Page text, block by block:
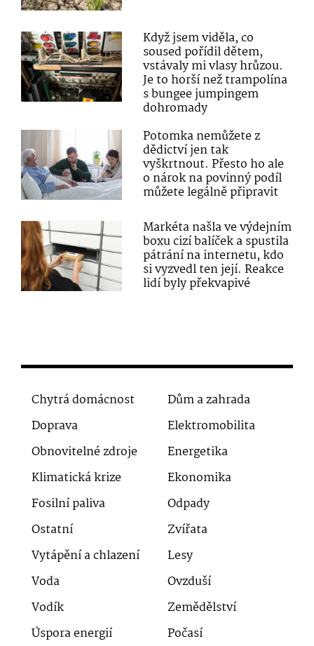
Když jsem viděla, co
soused pořídil dětem,
vstávaly mi vlasy hrůzou.
Je to horší než trampolína
s bungee jumpingem
dohromady
Potomka nemůžete z
dědictví jen tak
vyškrtnout. Přesto ho ale
o nárok na povinný podíl
můžete legálně připravit
Markéta našla ve výdejním
boxu cizí balíček a spustila
pátrání na internetu, kdo
si vyzvedl ten její. Reakce
lidí byly překvapivé
Chytrá domácnost
Dům a zahrada
Doprava
Elektromobilita
Obnovitelné zdroje
Energetika
Klimatická krize
Ekonomika
Fosilní paliva
Odpady
Ostatní
Zvířata
Vytápění a chlazení
Lesy
Voda
Ovzduší
Vodík
Zemědělství
Úspora energií
Počasí